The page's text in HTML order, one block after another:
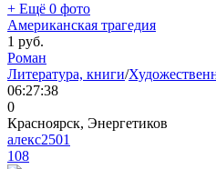
+ Ещё 0 фото
Американская трагедия
1 руб.
Роман
Литература, книги/
06:27:38
0
Красноярск, Энергетиков
алекс2501
108